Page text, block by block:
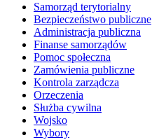
Samorząd terytorialny
Bezpieczeństwo publiczne
Administracja publiczna
Finanse samorządów
Pomoc społeczna
Zamówienia publiczne
Kontrola zarządcza
Orzeczenia
Służba cywilna
Wojsko
Wybory